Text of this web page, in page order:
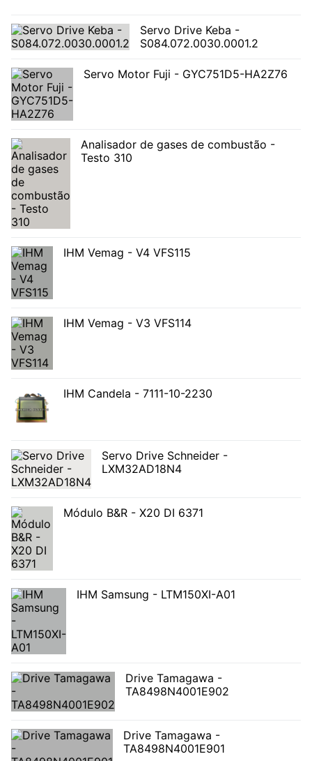
Servo Drive Keba -
S084.072.0030.0001.2
Servo Motor Fuji - GYC751D5-HA2Z76
Analisador de gases de combustão -
Testo 310
IHM Vemag - V4 VFS115
IHM Vemag - V3 VFS114
IHM Candela - 7111-10-2230
Servo Drive Schneider -
LXM32AD18N4
Módulo B&R - X20 DI 6371
IHM Samsung - LTM150XI-A01
Drive Tamagawa -
TA8498N4001E902
Drive Tamagawa -
TA8498N4001E901